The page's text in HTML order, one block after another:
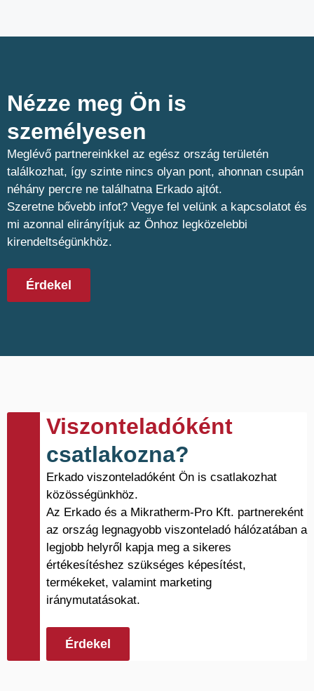
Nézze meg Ön is
személyesen​
Meglévő partnereinkkel az egész ország területén
találkozhat, így szinte nincs olyan pont, ahonnan csupán
néhány percre ne találhatna Erkado ajtót.
Szeretne bővebb infot? Vegye fel velünk a kapcsolatot és
mi azonnal elirányítjuk az Önhoz legközelebbi
kirendeltségünkhöz.
Érdekel
Viszonteladóként
csatlakozna?
Erkado viszonteladóként Ön is csatlakozhat
közösségünkhöz.
Az Erkado és a Mikratherm-Pro Kft. partnereként
az ország legnagyobb viszonteladó hálózatában a
legjobb helyről kapja meg a sikeres
értékesítéshez szükséges képesítést,
termékeket, valamint marketing
iránymutatásokat.
Érdekel